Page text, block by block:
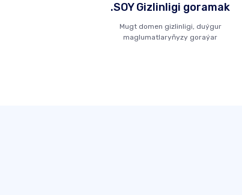
.SOY Gizlinligi goramak
Mugt domen gizlinligi, duýgur
maglumatlaryňyzy goraýar